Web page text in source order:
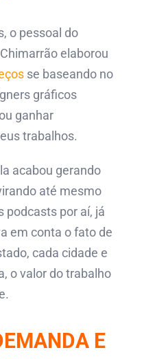
o pessoal do
elaborou
se baseando no
gráficos
ganhar
trabalhos.
acabou gerando
até mesmo
podcasts por aí, já
em conta o fato de
cada cidade e
o valor do trabalho
E